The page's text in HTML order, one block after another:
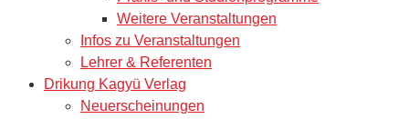
Weitere Veranstaltungen
Infos zu Veranstaltungen
Lehrer & Referenten
Drikung Kagyü Verlag
Neuerscheinungen